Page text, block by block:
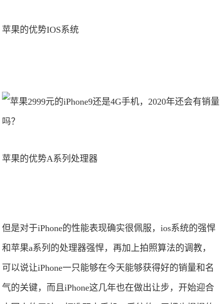
苹果的优势IOS系统
苹果的优势A系列处理器
但是对于iPhone的性能表现确实很佩服，ios系统的强悍
和苹果a系列的处理器强悍，再加上拍照算法的调教，
可以说让iPhone一只能够在今天能够获得好的销量和名
气的关键，而且iPhone这几年也在做出让步，开始迎合